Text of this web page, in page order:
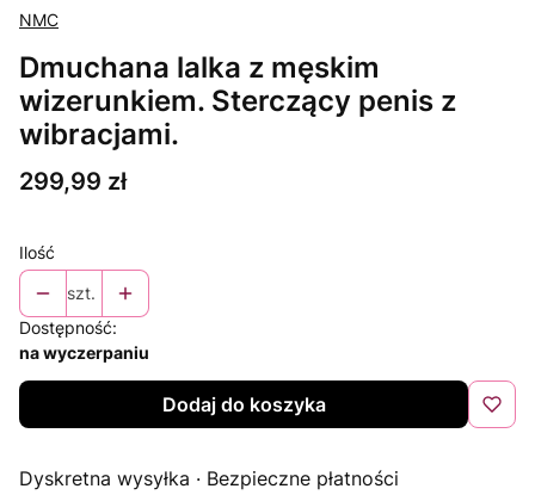
NMC
Dmuchana lalka z męskim
wizerunkiem. Sterczący penis z
wibracjami.
Cena
299,99 zł
Ilość
szt.
Dostępność:
na wyczerpaniu
Dodaj do koszyka
Dyskretna wysyłka · Bezpieczne płatności